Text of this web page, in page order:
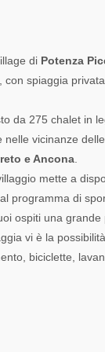
di Potenza
, con spiaggia
da 275 chalet in
nelle vicinanze
e Ancona
mette a
programma di
ospiti una
vi è la
biciclette,